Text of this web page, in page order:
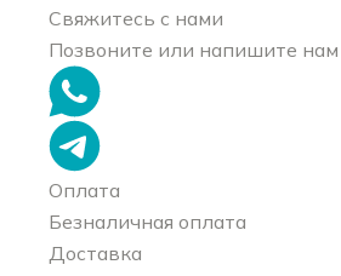
Свяжитесь с нами
Позвоните или напишите нам
Оплата
Безналичная оплата
Доставка